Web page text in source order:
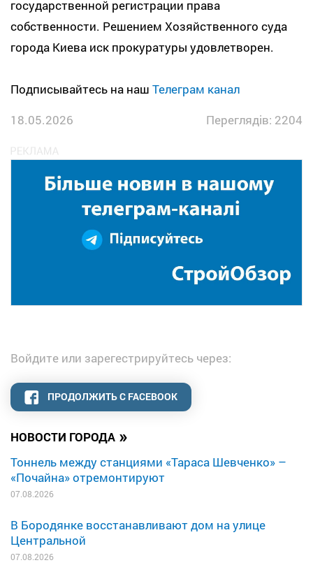
НОВОСТИ ГОРОДА »
Тоннель между станциями «Тараса Шевченко» –
«Почайна» отремонтируют
07.08.2026
В Бородянке восстанавливают дом на улице
Центральной
07.08.2026
государственной регистрации права
собственности. Решением Хозяйственного суда
города Киева иск прокуратуры удовлетворен.
Подписывайтесь на наш Телеграм канал
18.05.2026
Переглядів: 2204
Войдите или зарегестрируйтесь через:
ПРОДОЛЖИТЬ С FACEBOOK